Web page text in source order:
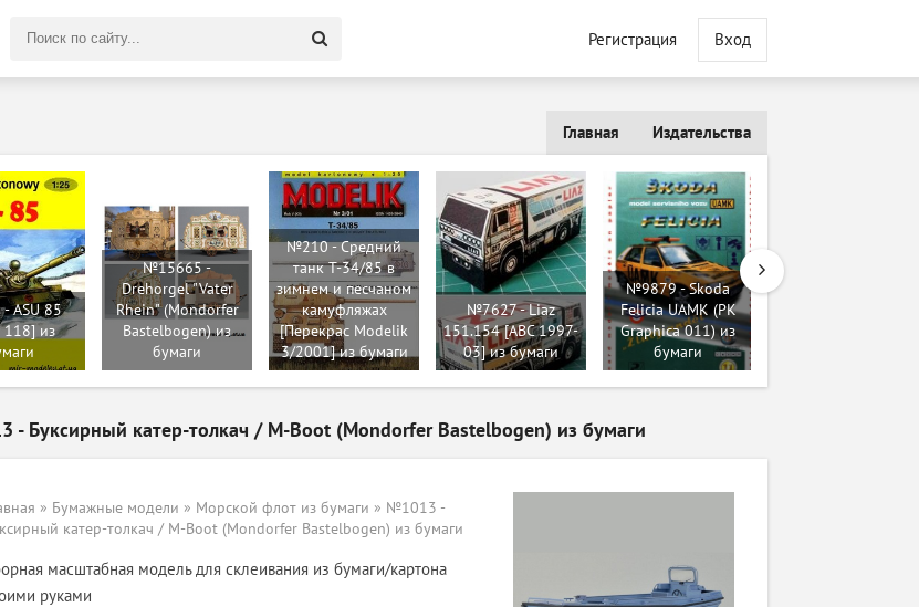
Регистрация Вход
Издательства
Главная
ASU 85
118] из
№15665 -
Drehorgel "Vater
Rhein" (Mondorfer
Bastelbogen) из
бумаги
№210 - Средний
танк Т-34/85 в
зимнем и песчаном
камуфляжах
[Перекрас Modelik
3/2001] из бумаги
№7627 - Liaz
151.154 [ABC 1997-
03] из бумаги
№9879 - Skoda
Felicia UAMK (PK
Graphica 011) из
бумаги
- Буксирный катер-толкач / M-Boot (Mondorfer Bastelbogen) из бумаги
» Бумажные модели » Морской флот из бумаги » №1013 -
катер-толкач / M-Boot (Mondorfer Bastelbogen) из бумаги
масштабная модель для склеивания из бумаги/картона
руками